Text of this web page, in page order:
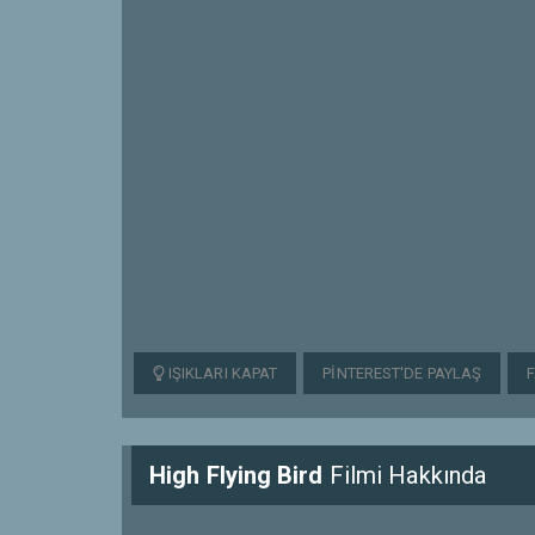
IŞIKLARI KAPAT PINTEREST'DE PAYLAŞ
High Flying Bird Filmi Hakkında